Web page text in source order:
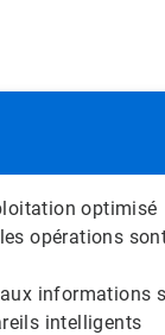
optimisé
opérations
informations
intelligents